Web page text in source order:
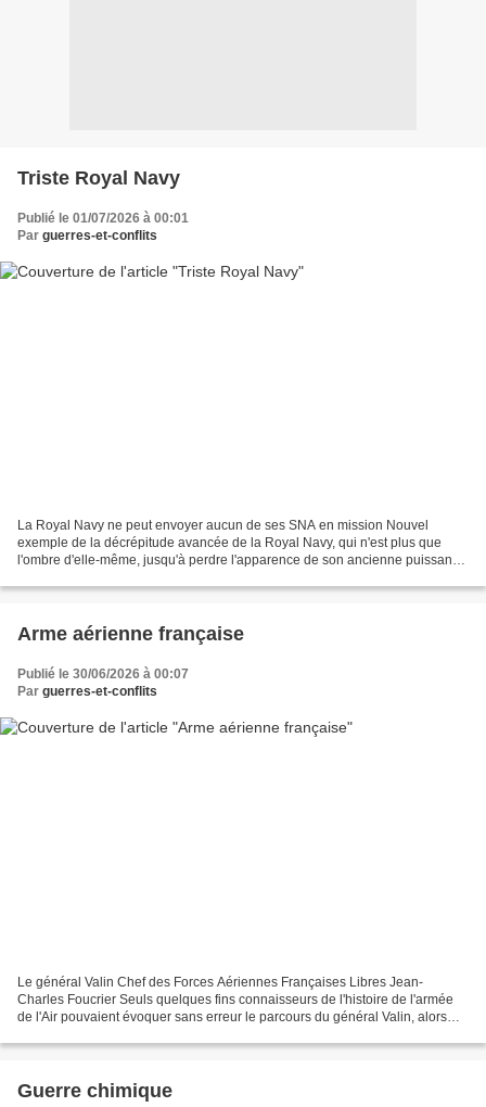
Triste Royal Navy
Publié le 01/07/2026 à 00:01
Par guerres-et-conflits
La Royal Navy ne peut envoyer aucun de ses SNA en mission Nouvel
exemple de la décrépitude avancée de la Royal Navy, qui n'est plus que
l'ombre d'elle-même, jusqu'à perdre l'apparence de son ancienne puissance
Arme aérienne française
Publié le 30/06/2026 à 00:07
Par guerres-et-conflits
Le général Valin Chef des Forces Aériennes Françaises Libres Jean-
Charles Foucrier Seuls quelques fins connaisseurs de l'histoire de l'armée
de l'Air pouvaient évoquer sans erreur le parcours du général Valin, alors
Guerre chimique